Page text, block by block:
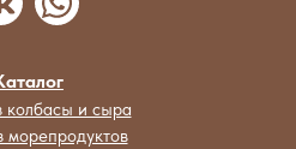
колбасы и сыра
морепродуктов